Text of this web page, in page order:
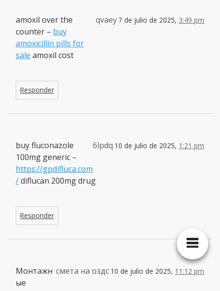
qvaey 7 de julio de 2025, 3:49 pm
amoxil over the
counter – buy
amoxicillin pills for
sale amoxil cost
Responder
6lpdq 10 de julio de 2025, 1:21 pm
buy fluconazole
100mg generic –
https://gpdifluca.com
/diflucan 200mg drug
Responder
смета на оздс 10 de julio de 2025, 11:12 pm
Монтажн
ые